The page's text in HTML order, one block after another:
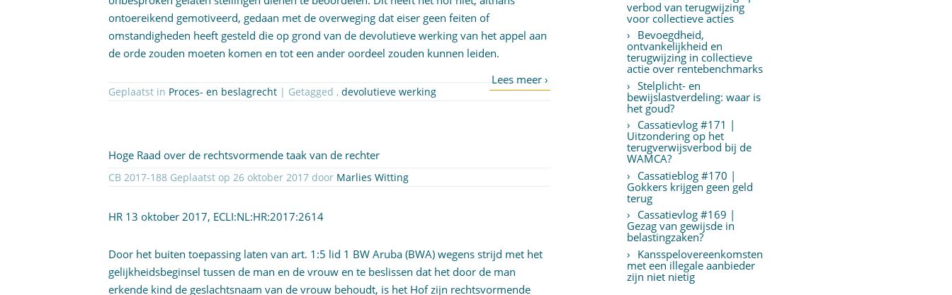
ontoereikend gemotiveerd, gedaan met de overweging dat eiser geen feiten of
omstandigheden heeft gesteld die op grond van de devolutieve werking van het appel aan
de orde zouden moeten komen en tot een ander oordeel zouden kunnen leiden.
Geplaatst in Proces- en beslagrecht | Getagged ,devolutieve werking
Hoge Raad over de rechtsvormende taak van de rechter
CB 2017-188 Geplaatst op 26 oktober 2017 door Marlies Witting
HR 13 oktober 2017, ECLI:NL:HR:2017:2614
Door het buiten toepassing laten van art. 1:5 lid 1 BW Aruba (BWA) wegens strijd met het
gelijkheidsbeginsel tussen de man en de vrouw en te beslissen dat het door de man
erkende kind de geslachtsnaam van de vrouw behoudt, is het Hof zijn rechtsvormende
verbod van terugwijzing
voor collectieve acties
Bevoegdheid,
ontvankelijkheid en
terugwijzing in collectieve
actie over rentebenchmarks
Stelplicht- en
bewijslastverdeling: waar is
het goud?
Cassatievlog #171 |
Uitzondering op het
terugverwijsverbod bij de
WAMCA?
Cassatieblog #170 |
Gokkers krijgen geen geld
terug
Cassatievlog #169 |
Gezag van gewijsde in
belastingzaken?
Kansspelovereenkomsten
met een illegale aanbieder
zijn niet nietig